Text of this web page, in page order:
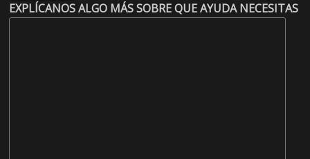
EXPLÍCANOS ALGO MÁS SOBRE QUE AYUDA NECESITAS